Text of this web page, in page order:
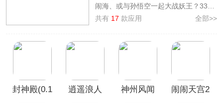
闹海、或与孙悟空一起大战妖王？3322
软件下载站精心整理了
神话类手游大
话题材手游。这些神话手游既能重温那
下载试试，开始你的神话征程吧！
共有 17 款应用 全部>>
封神殿(0.1
逍遥浪人
神州风闻
闹闹天宫2